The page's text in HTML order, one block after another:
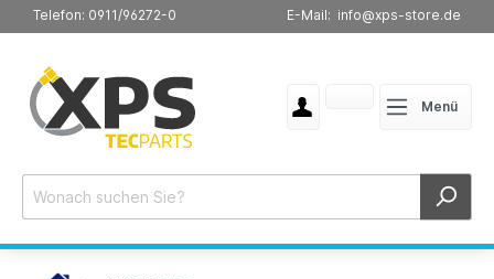
Telefon: 0911/96272-0 E-Mail: info@xps-store.de
Menü